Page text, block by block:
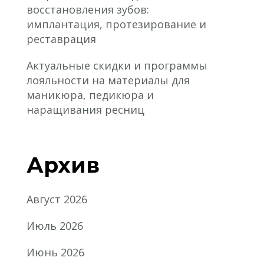
восстановления зубов:
имплантация, протезирование и
реставрация
Актуальные скидки и программы
лояльности на материалы для
маникюра, педикюра и
наращивания ресниц
Архив
Август 2026
Июль 2026
Июнь 2026